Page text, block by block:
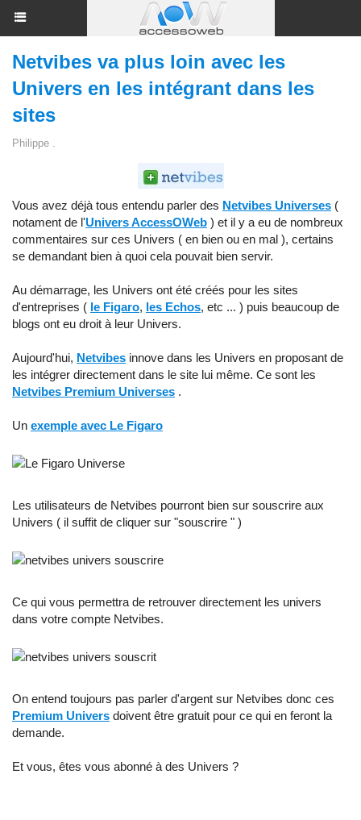
Netvibes va plus loin avec les
Univers en les intégrant dans les
sites
Philippe .
Vous avez déjà tous entendu parler des Netvibes Universes (
notament de l'Univers AccessOWeb ) et il y a eu de nombreux
commentaires sur ces Univers ( en bien ou en mal ), certains
se demandant bien à quoi cela pouvait bien servir.
Au démarrage, les Univers ont été créés pour les sites
d'entreprises ( le Figaro, les Echos, etc ... ) puis beaucoup de
blogs ont eu droit à leur Univers.
Aujourd'hui, Netvibes innove dans les Univers en proposant de
les intégrer directement dans le site lui même. Ce sont les
Netvibes Premium Universes .
Un exemple avec Le Figaro
Les utilisateurs de Netvibes pourront bien sur souscrire aux
Univers ( il suffit de cliquer sur "souscrire " )
Ce qui vous permettra de retrouver directement les univers
dans votre compte Netvibes.
On entend toujours pas parler d'argent sur Netvibes donc ces
Premium Univers doivent être gratuit pour ce qui en feront la
demande.
Et vous, êtes vous abonné à des Univers ?